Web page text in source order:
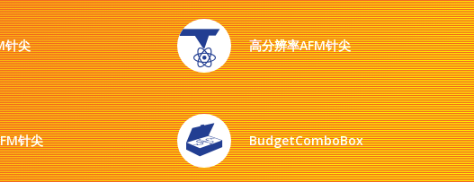
针尖 高分辨率AFM针尖
针尖 BudgetComboBox